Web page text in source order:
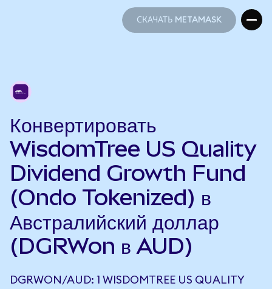
СКАЧАТЬ METAMASK
Конвертировать
WisdomTree US Quality
Dividend Growth Fund
(Ondo Tokenized) в
Австралийский доллар
(DGRWon в AUD)
DGRWON/AUD: 1 WISDOMTREE US QUALITY